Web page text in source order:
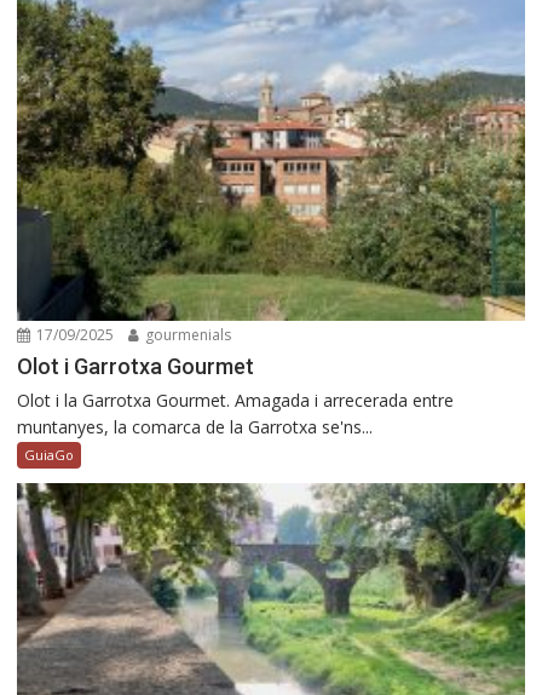
17/09/2025 gourmenials
Olot i Garrotxa Gourmet
Olot i la Garrotxa Gourmet. Amagada i arrecerada entre
muntanyes, la comarca de la Garrotxa se'ns...
GuiaGo